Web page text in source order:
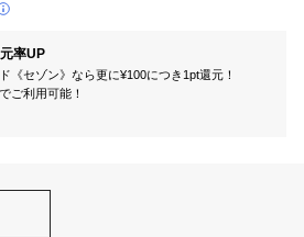
率UP
《セゾン》なら更に¥100につき1pt還元！
ご利用可能！